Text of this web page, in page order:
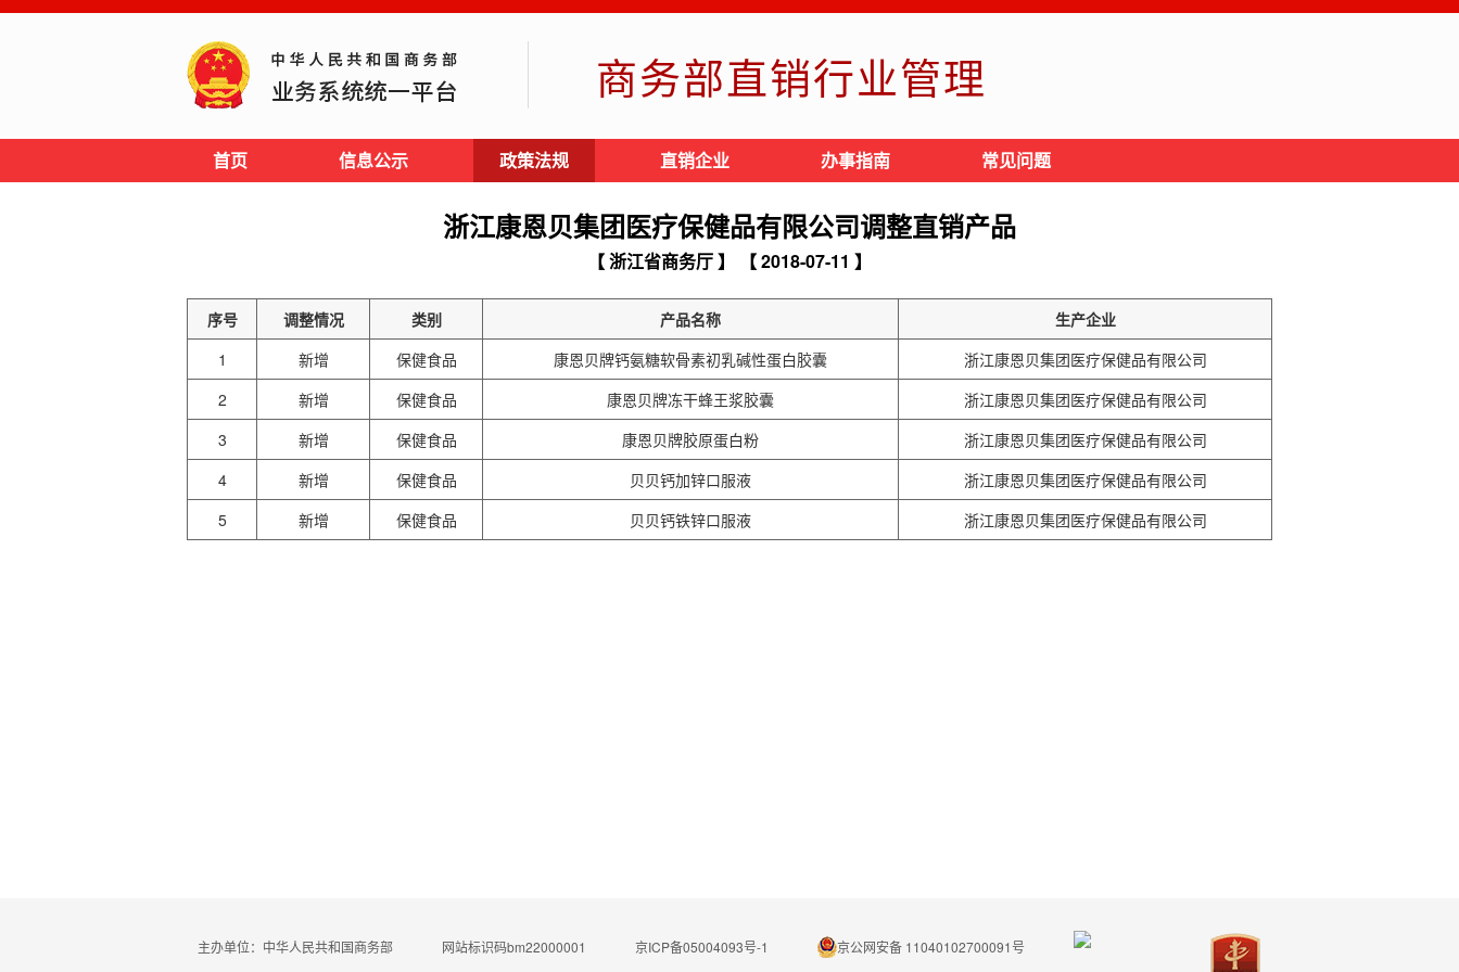
商务部直销行业管理
首页 信息公示 政策法规 直销企业 办事指南 常见问题
浙江康恩贝集团医疗保健品有限公司调整直销产品
【 浙江省商务厅 】 【 2018-07-11 】
序号 调整情况 类别 产品名称
生产企业
1
新增 保健食品 康恩贝牌钙氨糖软骨素初乳碱性蛋白胶囊
浙江康恩贝集团医疗保健品有限公司
2
新增 保健食品 康恩贝牌冻干蜂王浆胶囊
浙江康恩贝集团医疗保健品有限公司
3
新增 保健食品 康恩贝牌胶原蛋白粉
浙江康恩贝集团医疗保健品有限公司
4
新增 保健食品 贝贝钙加锌口服液
浙江康恩贝集团医疗保健品有限公司
5
新增 保健食品 贝贝钙铁锌口服液 浙江康恩贝集团医疗保健品有限公司
主办单位：中华人民共和国商务部 网站标识码bm22000001 京ICP备05004093号-1
京公网安备 11040102700091号